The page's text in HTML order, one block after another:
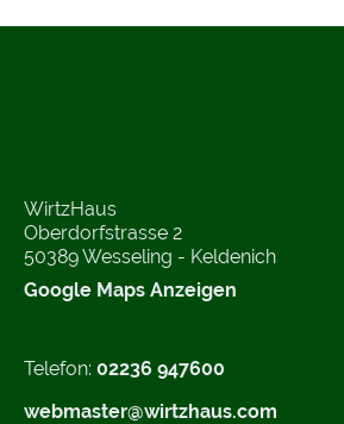
WirtzHaus
Oberdorfstrasse 2
50389 Wesseling - Keldenich
Google Maps Anzeigen
Telefon: 02236 947600
webmaster@wirtzhaus.com